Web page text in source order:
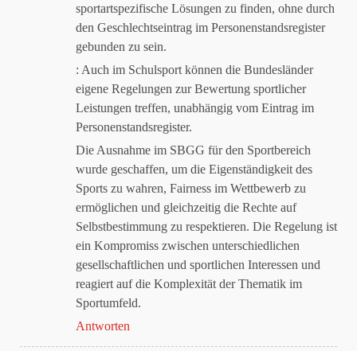
sportartspezifische Lösungen zu finden, ohne durch
den Geschlechtseintrag im Personenstandsregister
gebunden zu sein.
: Auch im Schulsport können die Bundesländer
eigene Regelungen zur Bewertung sportlicher
Leistungen treffen, unabhängig vom Eintrag im
Personenstandsregister.
Die Ausnahme im SBGG für den Sportbereich
wurde geschaffen, um die Eigenständigkeit des
Sports zu wahren, Fairness im Wettbewerb zu
ermöglichen und gleichzeitig die Rechte auf
Selbstbestimmung zu respektieren. Die Regelung ist
ein Kompromiss zwischen unterschiedlichen
gesellschaftlichen und sportlichen Interessen und
reagiert auf die Komplexität der Thematik im
Sportumfeld.
Antworten